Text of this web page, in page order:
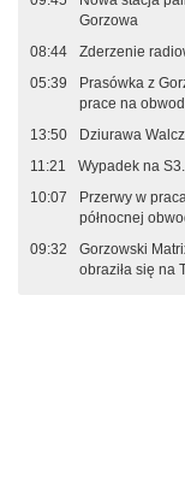
Gorzowa
08:44
Zderzenie
05:39
Prasówka z
prace na
13:50
Dziurawa
11:21
Wypadek na
10:07
Przerwy w
północnej
09:32
Gorzowski
obraziła się na